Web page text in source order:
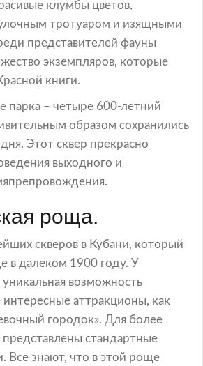
клумбы цветов,
тротуаром и изящными
представителей фауны
экземпляров, которые
книги.
парка – четыре 600-летний
образом сохранились
Этот сквер прекрасно
выходного и
роща.
скверов в Кубани, который
в далеком 1900 году. У
уникальная возможность
интересные аттракционы, как
городок». Для более
представлены стандартные
Все знают, что в этой роще